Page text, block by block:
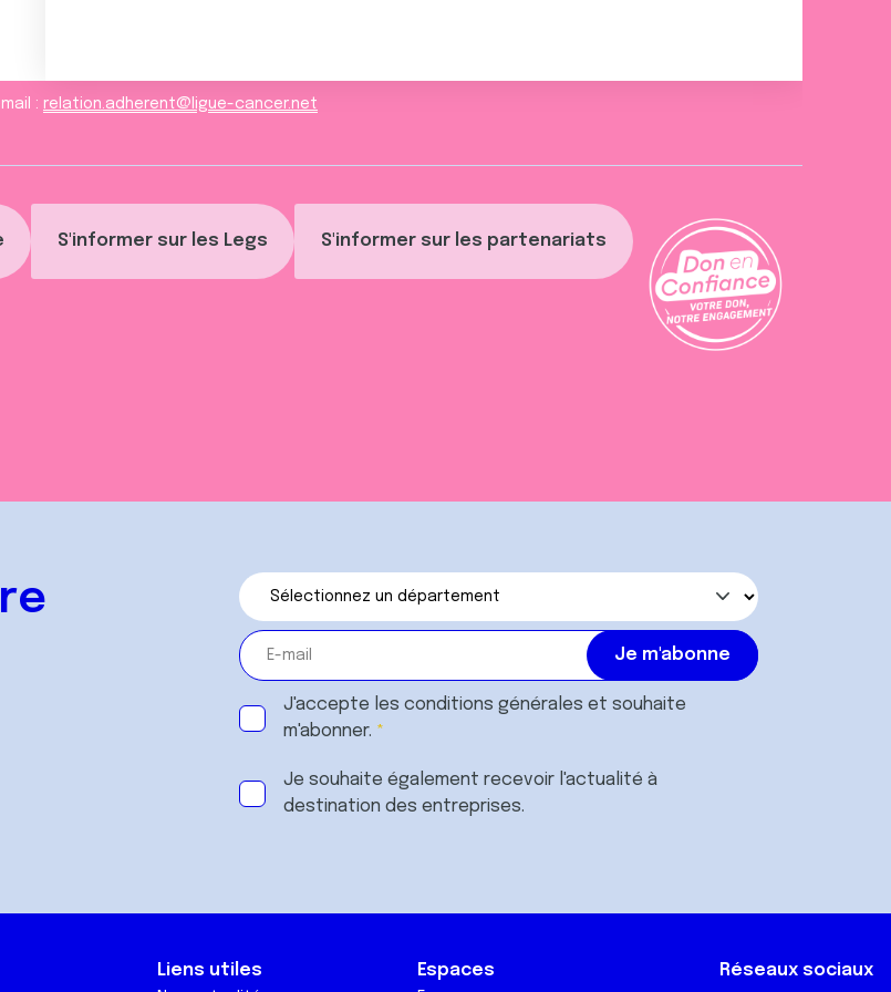
S'informer sur les Legs S'informer sur les partenariats
: relation.adherent@ligue-cancer.net
J'accepte les conditions générales et souhaite
m'abonner.
Je souhaite également recevoir l'actualité à
destination des entreprises.
Liens utiles Espaces Réseaux sociaux